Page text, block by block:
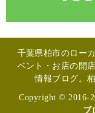
千葉県柏市のロー
ベント・お店の開
情報ブログ。
Copyright © 2016-
ブ